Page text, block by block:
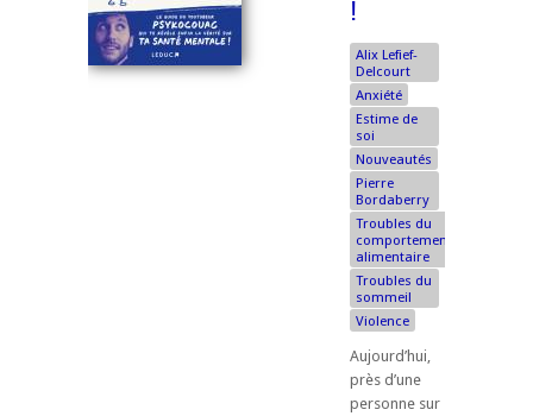
!
Alix Lefief-
Delcourt
Anxiété
Estime de
soi
Nouveautés
Pierre
Bordaberry
Troubles du
comportement
alimentaire
Troubles du
sommeil
Violence
Aujourd’hui,
près d’une
personne sur